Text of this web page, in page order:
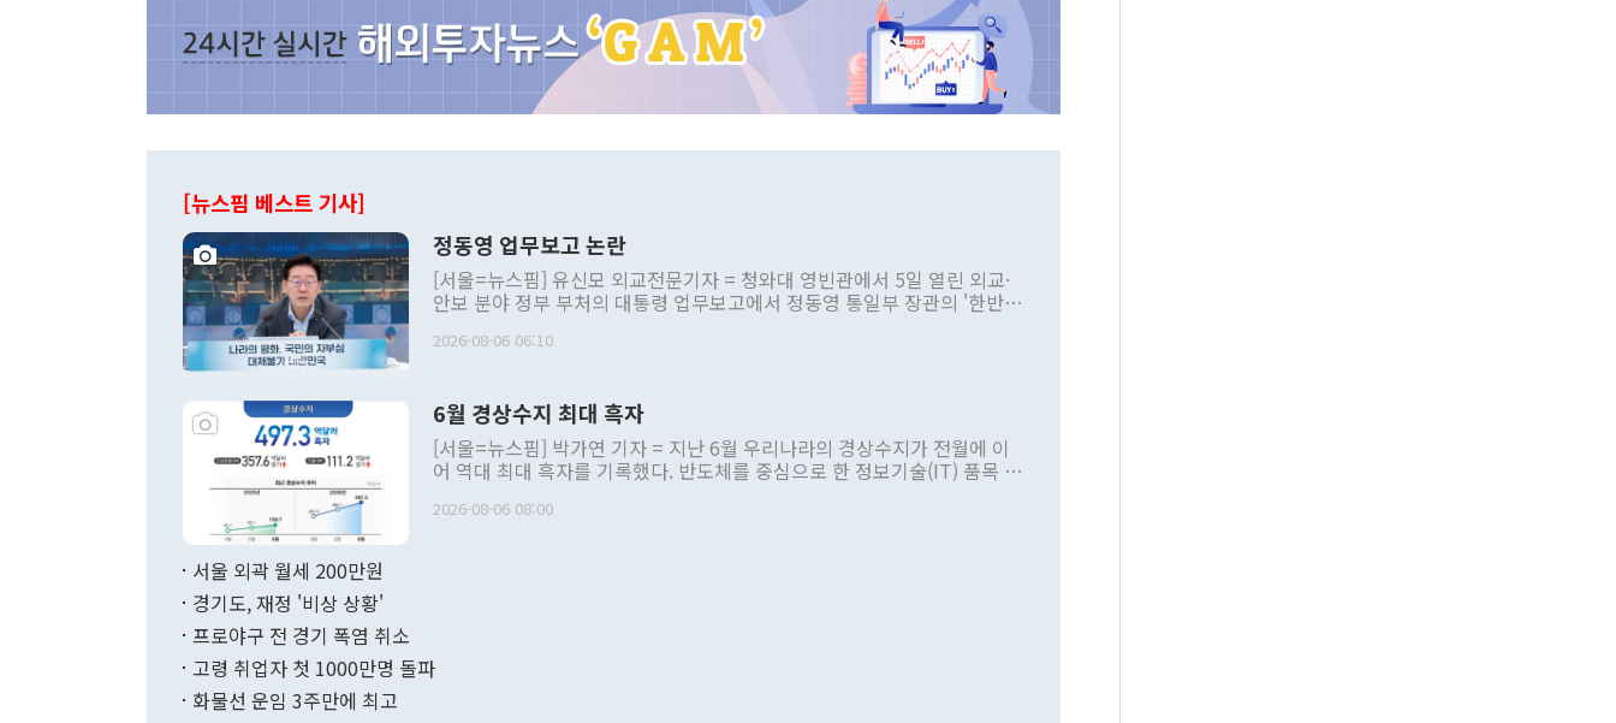
[뉴스핌 베스트 기사]
정동영 업무보고 논란
[서울=뉴스핌] 유신모 외교전문기자 = 청와대 영빈관에서 5일 열린 외교·
안보 분야 정부 부처의 대통령 업무보고에서 정동영 통일부 장관의 '한반도
발언 중에는 정부 내 조율을 거치지 않은 사안을 정책으로 추진하겠다고 공
주의적 희망에 근거한 비현실적 구상'이라는 비판을 내놨다. 그동안 정 장
관의 대북 정책 관련 발언이 물의를 빚은 적은 여러 번 있지만 대통령과 유
관 부처 장관이 공개적으로 부정적 입장을 표명한 것은 이례적이다. 정 장
관의 무리한 대북 접근법과 월권을 제어해야 한다는 목소리도 높아지고 있
다. [정동영 통일부 장관이 지난달 23일 오후 서울 종로구 정부서울청사에
무너졌다고도 했다. 또 "현 시점에서 흘러간 선(先)비핵화만 되뇌는 것은
2026-08-06 06:10
6월 경상수지 최대 흑자
[서울=뉴스핌] 박가연 기자 = 지난 6월 우리나라의 경상수지가 전월에 이
어 역대 최대 흑자를 기록했다. 반도체를 중심으로 한 정보기술(IT) 품목 수
료=한국은행] 한국은행이 6일 발표한 '2026년 6월 국제수지(잠정)'에 따르
며 월간 기준 처음으로 1000억달러를 넘어섰다. 상품수입은 644억8000만
2026-08-06 08:00
서울 외곽 월세 200만원
경기도, 재정 '비상 상황'
프로야구 전 경기 폭염 취소
고령 취업자 첫 1000만명 돌파
화물선 운임 3주만에 최고